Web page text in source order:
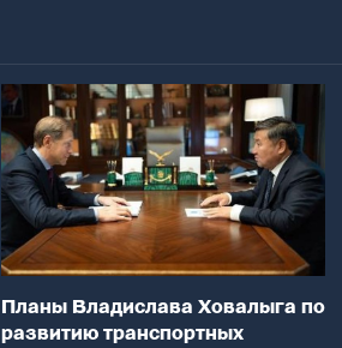
Планы Владислава Ховалыга по
развитию транспортных